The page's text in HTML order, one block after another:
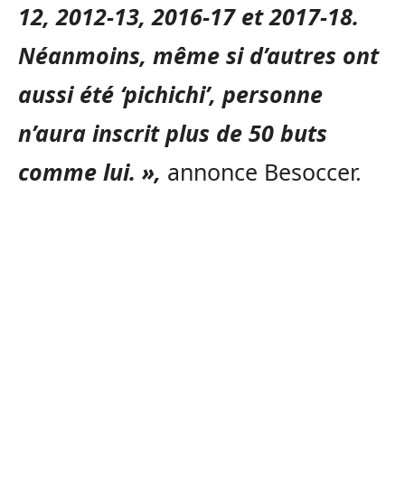
12, 2012-13, 2016-17 et 2017-18.
Néanmoins, même si d’autres ont
aussi été ‘pichichi’, personne
n’aura inscrit plus de 50 buts
comme lui. », annonce Besoccer.